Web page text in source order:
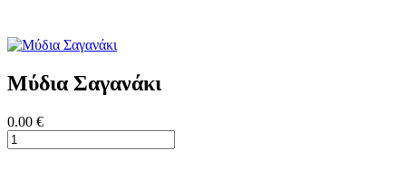
Μύδια Σαγανάκι
0.00 €